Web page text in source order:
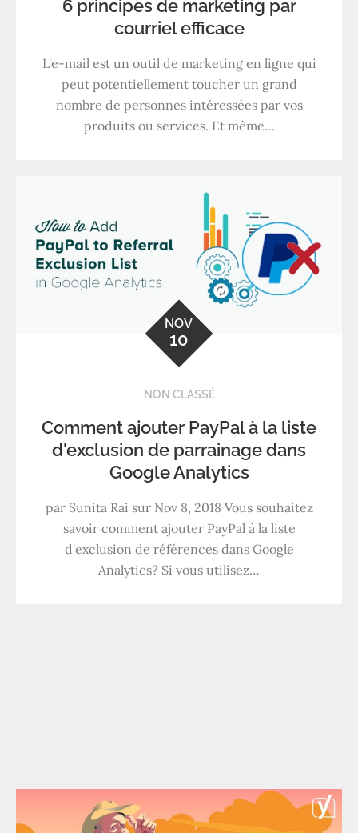
6 principes de marketing par
courriel efficace
L'e-mail est un outil de marketing en ligne qui
peut potentiellement toucher un grand
nombre de personnes intéressées par vos
produits ou services. Et même…
NOV
10
NON CLASSÉ
Comment ajouter PayPal à la liste
d'exclusion de parrainage dans
Google Analytics
par Sunita Rai sur Nov 8, 2018 Vous souhaitez
savoir comment ajouter PayPal à la liste
d'exclusion de références dans Google
Analytics? Si vous utilisez…